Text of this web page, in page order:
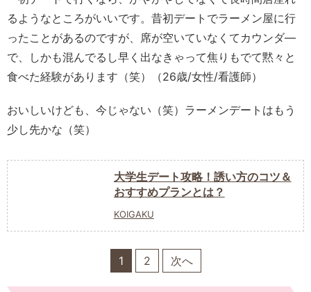
るようなところがいいです。昔初デートでラーメン屋に行
ったことがあるのですが、席が空いていなくてカウンダ―
で、しかも混んでるし早く出なきゃって焦りもでて黙々と
食べた経験があります（笑）（26歳/女性/看護師）
おいしいけども、今じゃない（笑）ラーメンデートはもう
少し先かな（笑）
大学生デート攻略！誘い方のコツ＆
おすすめプランとは？
KOIGAKU
1 2 次へ